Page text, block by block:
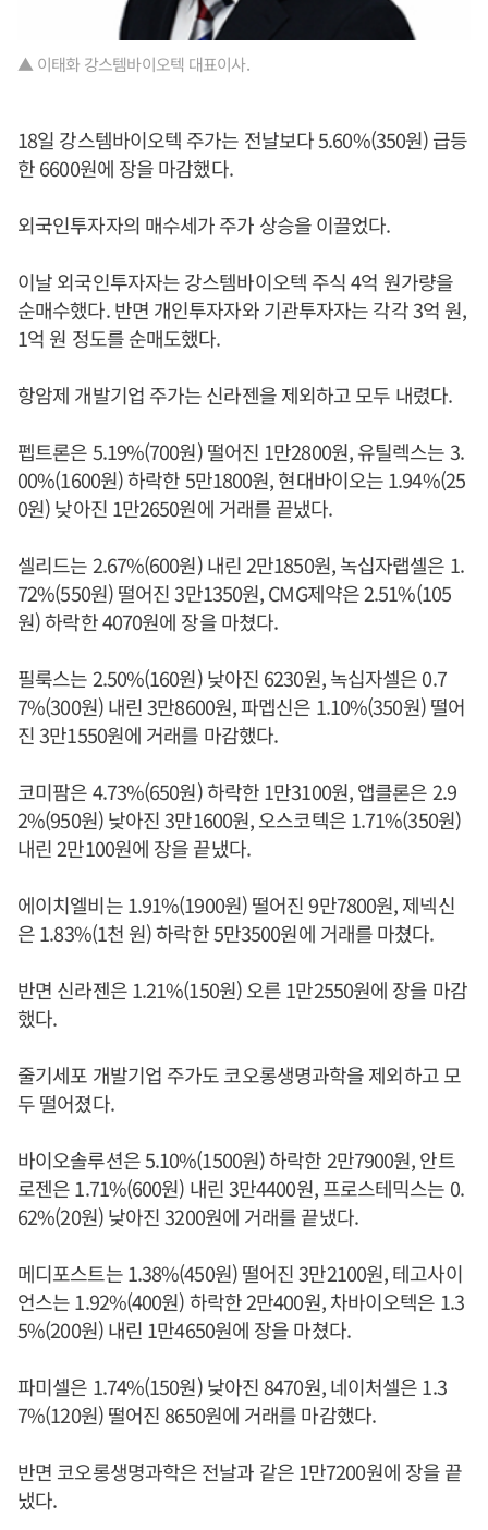
▲ 이태화 강스템바이오텍 대표이사.
18일 강스템바이오텍 주가는 전날보다 5.60%(350원) 급등
한 6600원에 장을 마감했다.
외국인투자자의 매수세가 주가 상승을 이끌었다.
이날 외국인투자자는 강스템바이오텍 주식 4억 원가량을
순매수했다. 반면 개인투자자와 기관투자자는 각각 3억 원,
1억 원 정도를 순매도했다.
항암제 개발기업 주가는 신라젠을 제외하고 모두 내렸다.
펩트론은 5.19%(700원) 떨어진 1만2800원, 유틸렉스는 3.
00%(1600원) 하락한 5만1800원, 현대바이오는 1.94%(25
0원) 낮아진 1만2650원에 거래를 끝냈다.
셀리드는 2.67%(600원) 내린 2만1850원, 녹십자랩셀은 1.
72%(550원) 떨어진 3만1350원, CMG제약은 2.51%(105
원) 하락한 4070원에 장을 마쳤다.
필룩스는 2.50%(160원) 낮아진 6230원, 녹십자셀은 0.7
7%(300원) 내린 3만8600원, 파멥신은 1.10%(350원) 떨어
진 3만1550원에 거래를 마감했다.
코미팜은 4.73%(650원) 하락한 1만3100원, 앱클론은 2.9
2%(950원) 낮아진 3만1600원, 오스코텍은 1.71%(350원)
내린 2만100원에 장을 끝냈다.
에이치엘비는 1.91%(1900원) 떨어진 9만7800원, 제넥신
은 1.83%(1천 원) 하락한 5만3500원에 거래를 마쳤다.
반면 신라젠은 1.21%(150원) 오른 1만2550원에 장을 마감
했다.
줄기세포 개발기업 주가도 코오롱생명과학을 제외하고 모
두 떨어졌다.
바이오솔루션은 5.10%(1500원) 하락한 2만7900원, 안트
로젠은 1.71%(600원) 내린 3만4400원, 프로스테믹스는 0.
62%(20원) 낮아진 3200원에 거래를 끝냈다.
메디포스트는 1.38%(450원) 떨어진 3만2100원, 테고사이
언스는 1.92%(400원) 하락한 2만400원, 차바이오텍은 1.3
5%(200원) 내린 1만4650원에 장을 마쳤다.
파미셀은 1.74%(150원) 낮아진 8470원, 네이처셀은 1.3
7%(120원) 떨어진 8650원에 거래를 마감했다.
반면 코오롱생명과학은 전날과 같은 1만7200원에 장을 끝
냈다.